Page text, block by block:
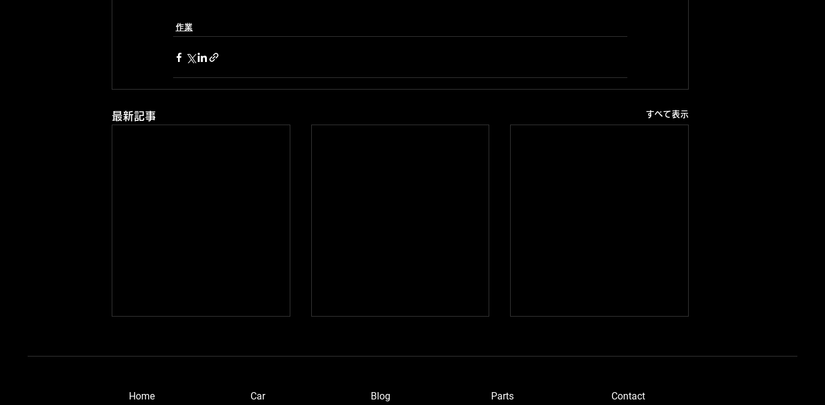
作業
最新記事 すべて表示
ブルーメタさん
​Home Car Blog Parts ​Contact